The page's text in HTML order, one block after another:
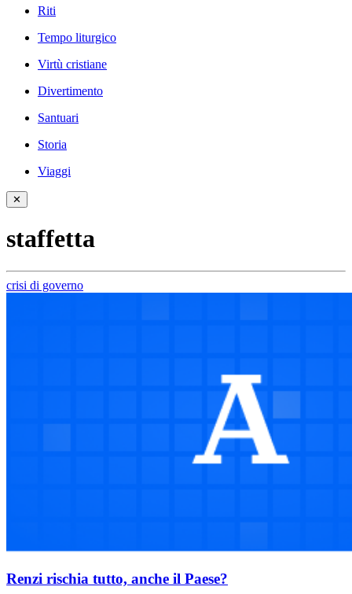
Riti
Tempo liturgico
Virtù cristiane
Divertimento
Santuari
Storia
Viaggi
✕
staffetta
crisi di governo
Renzi rischia tutto, anche il Paese?